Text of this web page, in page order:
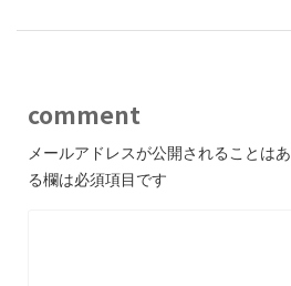
k
comment
メールアドレスが公開されることはあ
る欄は必須項目です